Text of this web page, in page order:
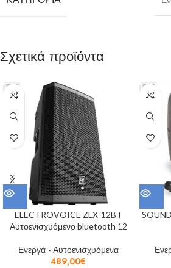
Σχετικά προϊόντα
ELECTROVOICE ZLX-12BT
Αυτοενισχυόμενο bluetooth 12
Ενεργά - Αυτοενισχυόμενα
489,00€